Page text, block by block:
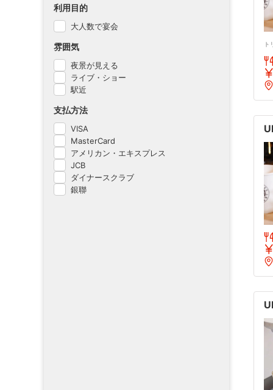
利用目的
大人数で宴会
雰囲気
夜景が見える
ライブ・ショー
駅近
支払方法
VISA
MasterCard
アメリカン・エキスプレス
JCB
ダイナースクラブ
銀聯
ト